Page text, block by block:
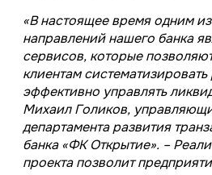
«В настоящее время одним
направлений нашего банка
сервисов, которые
клиентам систематизировать
эффективно управлять
Михаил Голиков,
департамента развития
банка «ФК Открытие». –
проекта позволит